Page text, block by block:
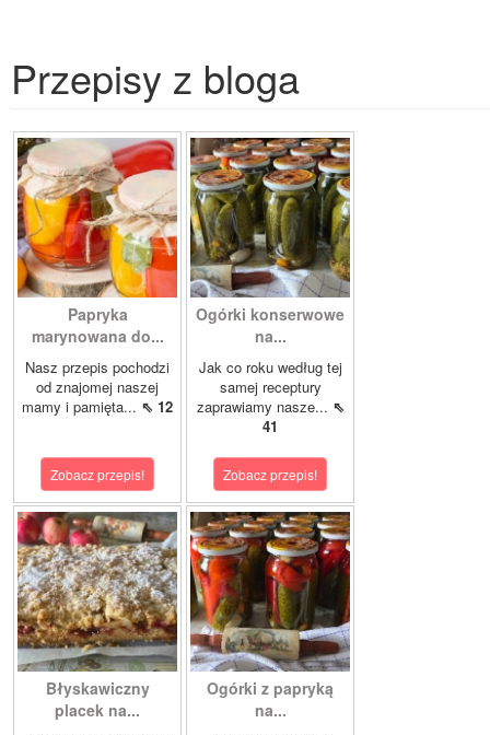
Przepisy z bloga
Papryka
marynowana do...
Nasz przepis pochodzi
od znajomej naszej
mamy i pamięta... ⇖ 12
Zobacz przepis!
Ogórki konserwowe
na...
Jak co roku według tej
samej receptury
zaprawiamy nasze... ⇖
41
Zobacz przepis!
Błyskawiczny
placek na...
Ogórki z papryką
na...